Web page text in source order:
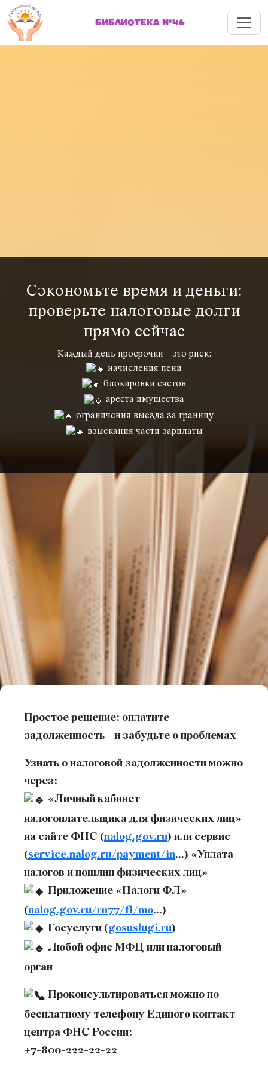
БИБЛИОТЕКА №46 Меню
Сэкономьте время и деньги:
проверьте налоговые долги
прямо сейчас
Каждый день просрочки - это риск:
начисления пени
блокировки счетов
ареста имущества
ограничения выезда за границу
взыскания части зарплаты
Простое решение: оплатите
задолженность - и забудьте о проблемах
Узнать о налоговой задолженности можно
через:
«Личный кабинет
налогоплательщика для физических лиц»
на сайте ФНС (nalog.gov.ru) или сервис
(service.nalog.ru/payment/in...) «Уплата
налогов и пошлин физических лиц»
Приложение «Налоги ФЛ»
(nalog.gov.ru/rn77/fl/mo...)
Госуслуги (gosuslugi.ru)
Любой офис МФЦ или налоговый
орган
Проконсультироваться можно по
бесплатному телефону Единого контакт-
центра ФНС России:
+7-800-222-22-22